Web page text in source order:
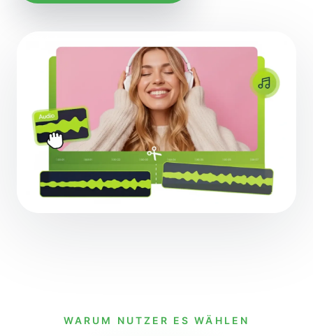
WARUM NUTZER ES WÄHLEN